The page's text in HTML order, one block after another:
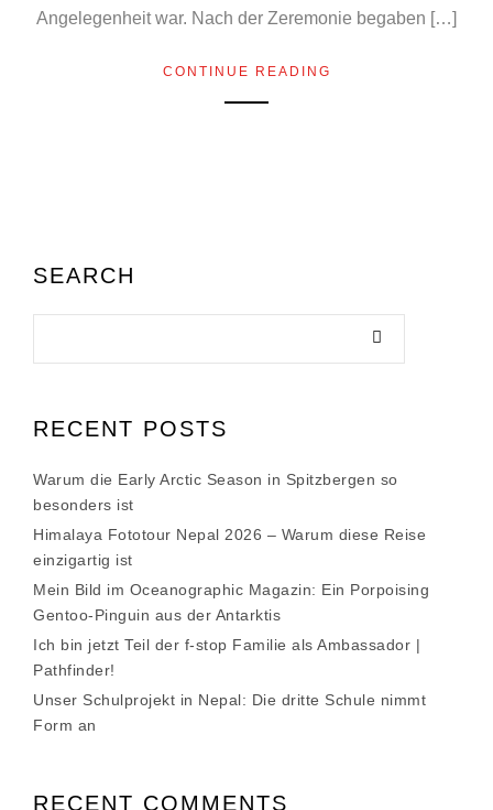
Angelegenheit war. Nach der Zeremonie begaben […]
CONTINUE READING
SEARCH
RECENT POSTS
Warum die Early Arctic Season in Spitzbergen so
besonders ist
Himalaya Fototour Nepal 2026 – Warum diese Reise
einzigartig ist
Mein Bild im Oceanographic Magazin: Ein Porpoising
Gentoo-Pinguin aus der Antarktis
Ich bin jetzt Teil der f-stop Familie als Ambassador |
Pathfinder!
Unser Schulprojekt in Nepal: Die dritte Schule nimmt
Form an
RECENT COMMENTS